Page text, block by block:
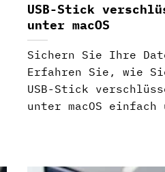
USB-Stick
unter macOS
Sichern Sie Ihre
Erfahren Sie, wie
USB-Stick
unter macOS